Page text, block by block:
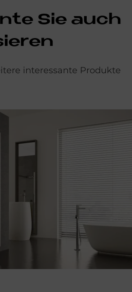
Sie auch
interessante Produkte